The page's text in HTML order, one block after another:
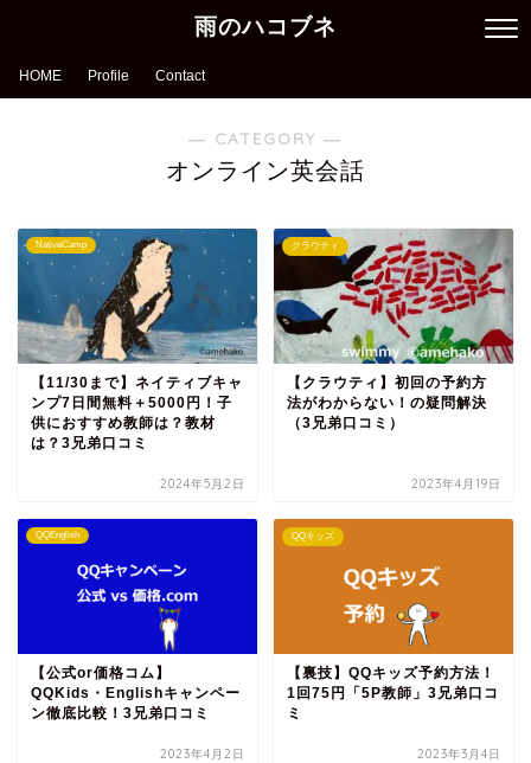
雨のハコブネ
HOME Profile Contact
― CATEGORY ―
オンライン英会話
NativeCamp
【11/30まで】ネイティブキャ
ンプ7日間無料＋5000円！子
供におすすめ教師は？教材
は？3兄弟口コミ
2024年5月2日
クラウティ
【クラウティ】初回の予約方
法がわからない！の疑問解決
（3兄弟口コミ）
2023年4月19日
QQEnglish
【公式or価格コム】
QQKids・Englishキャンペー
ン徹底比較！3兄弟口コミ
2023年4月2日
QQキッズ
【裏技】QQキッズ予約方法！
1回75円「5P教師」3兄弟口コ
ミ
2023年3月4日